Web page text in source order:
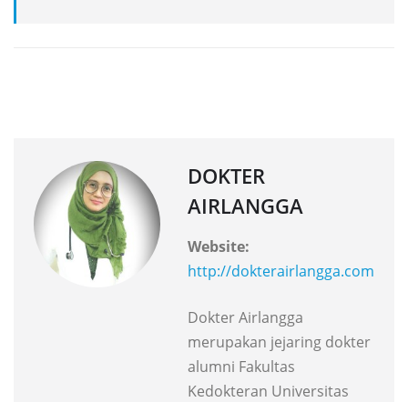
DOKTER
AIRLANGGA
Website:
http://dokterairlangga.com
Dokter Airlangga
merupakan jejaring dokter
alumni Fakultas
Kedokteran Universitas